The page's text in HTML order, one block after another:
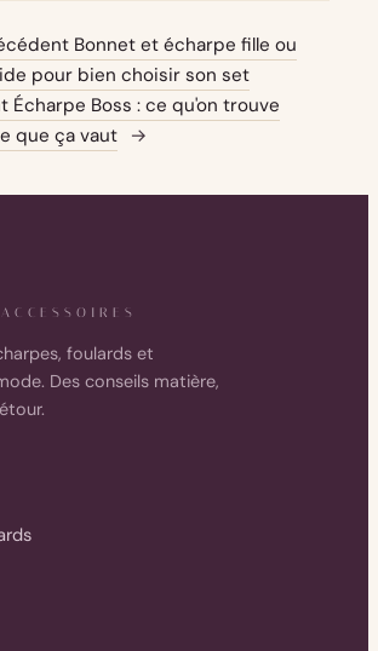
Bonnet et écharpe fille ou
pour bien choisir son set
Écharpe Boss : ce qu'on trouve
que ça vaut →
foulards et
Des conseils matière,